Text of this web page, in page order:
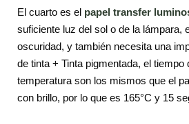
El cuarto es el papel transfer
suficiente luz del sol o de la lámpara,
oscuridad, y también necesita una
de tinta + Tinta pigmentada, el
temperatura son los mismos que el
con brillo, por lo que es 165°C y 15